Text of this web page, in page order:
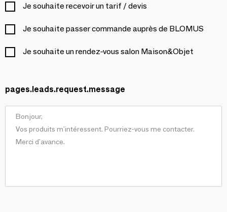
Je souhaite recevoir un tarif / devis
Je souhaite passer commande auprès de BLOMUS
Je souhaite un rendez-vous salon Maison&Objet
pages.leads.request.message